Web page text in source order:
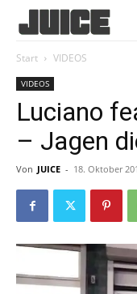
Start VIDEOS
VIDEOS
Luciano
– Jagen
Von JUICE - 18. Oktober